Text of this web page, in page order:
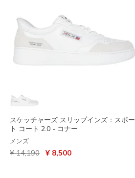
スケッチャーズ スリップインズ：スポー
ト コート 2.0 - コナー
メンズ
からの値引き
¥ 14,190 から
¥ 8,500